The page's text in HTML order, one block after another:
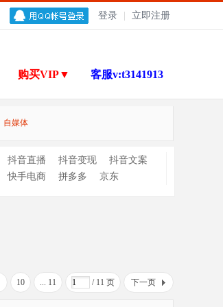
登录 立即注册
购买VIP▼ 客服v:t3141913
自媒体
抖音直播 抖音变现
抖音文案
快手电商
拼多多 京东
10 ... 11 / 11 页 下一页